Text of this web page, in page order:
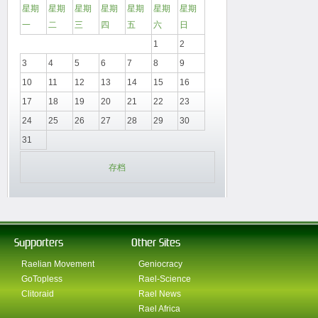
星期
一
星期
二
星期
三
星期
四
星期
五
星期
六
星期
日
1
2
3
4 5 6 7 8
9
10
11 12 13 14 15
16
17
18 19 20 21 22
23
24
25 26 27 28 29
30
31
存档
Supporters
Raelian Movement
GoTopless
Clitoraid
Other Sites
Geniocracy
Rael-Science
Rael News
Rael Africa